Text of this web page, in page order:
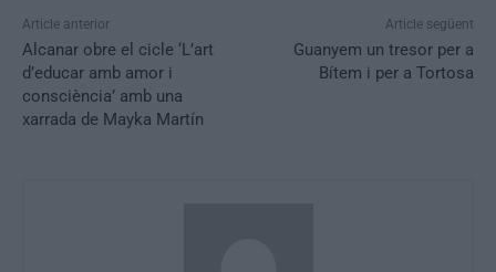
Article anterior
Alcanar obre el cicle ‘L’art
d’educar amb amor i
consciència’ amb una
xarrada de Mayka Martín
Article següent
Guanyem un tresor per a
Bítem i per a Tortosa